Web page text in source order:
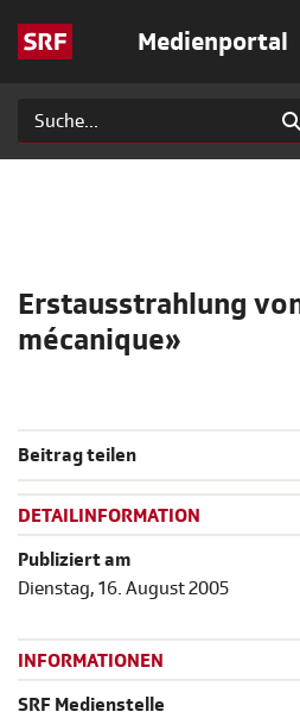
Medienportal
Erstausstrahlung
mécanique»
Beitrag teilen
DETAILINFORMATION
Publiziert am
Dienstag, 16. August 2005
INFORMATIONEN
SRF Medienstelle